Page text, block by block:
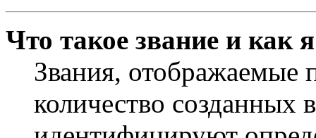
Что такое звание и как
Звания,
количество